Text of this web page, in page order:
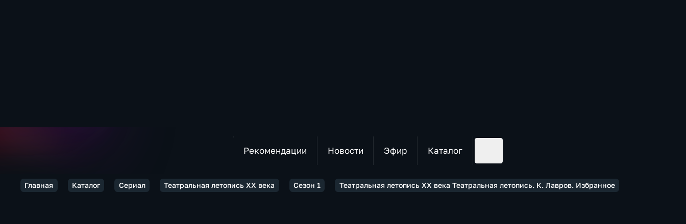
Рекомендации Новости Эфир Каталог
Главная Каталог Сериал Театральная летопись XX века Сезон 1 Театральная летопись XX века Театральная летопись. К. Лавров. Избранное